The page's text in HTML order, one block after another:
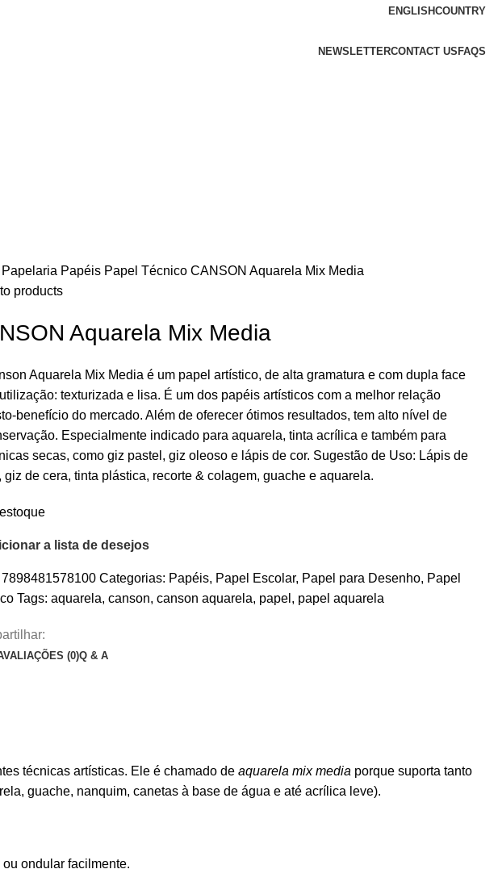
ENGLISHCOUNTRY
NEWSLETTERCONTACT US FAQS
Papelaria Papéis Papel Técnico CANSON Aquarela Mix Media
products
Aquarela Mix Media
Aquarela Mix Media é um papel artístico, de alta gramatura e com dupla face
texturizada e lisa. É um dos papéis artísticos com a melhor relação
benefício do mercado. Além de oferecer ótimos resultados, tem alto nível de
Especialmente indicado para aquarela, tinta acrílica e também para
secas, como giz pastel, giz oleoso e lápis de cor. Sugestão de Uso: Lápis de
giz de cera, tinta plástica, recorte & colagem, guache e aquarela.
a lista de desejos
7898481578100 Categorias: Papéis, Papel Escolar, Papel para Desenho, Papel
Tags: aquarela, canson, canson aquarela, papel , papel aquarela
(0)Q & A
técnicas artísticas. Ele é chamado de aquarela mix media porque suporta tanto
guache, nanquim, canetas à base de água e até acrílica leve).
ondular facilmente.